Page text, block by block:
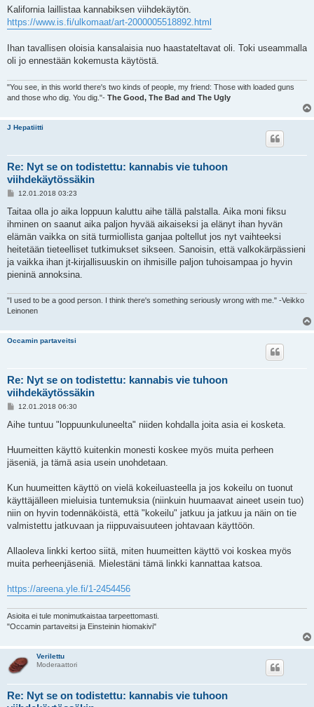
e
t
Kalifornia laillistaa kannabiksen viihdekäytön.
https://www.is.fi/ulkomaat/art-2000005518892.html
Ihan tavallisen oloisia kansalaisia nuo haastateltavat oli. Toki useammalla
oli jo ennestään kokemusta käytöstä.
"You see, in this world there's two kinds of people, my friend: Those with loaded guns
and those who dig. You dig."- The Good, The Bad and The Ugly
J Hepatiitti
Re: Nyt se on todistettu: kannabis vie tuhoon
viihdekäytössäkin
V
e
t
i
12.01.2018 03:23
Taitaa olla jo aika loppuun kaluttu aihe tällä palstalla. Aika moni fiksu
ihminen on saanut aika paljon hyvää aikaiseksi ja elänyt ihan hyvän
elämän vaikka on sitä turmiollista ganjaa poltellut jos nyt vaihteeksi
heitetään tieteelliset tutkimukset sikseen. Sanoisin, että valkokärpässieni
ja vaikka ihan jt-kirjallisuuskin on ihmisille paljon tuhoisampaa jo hyvin
pieninä annoksina.
"I used to be a good person. I think there's something seriously wrong with me." -Veikko
Leinonen
Occamin partaveitsi
Re: Nyt se on todistettu: kannabis vie tuhoon
viihdekäytössäkin
V
e
12.01.2018 06:30
Aihe tuntuu "loppuunkuluneelta" niiden kohdalla joita asia ei kosketa.
Huumeitten käyttö kuitenkin monesti koskee myös muita perheen
jäseniä, ja tämä asia usein unohdetaan.
Kun huumeitten käyttö on vielä kokeiluasteella ja jos kokeilu on tuonut
käyttäjälleen mieluisia tuntemuksia (niinkuin huumaavat aineet usein tuo)
niin on hyvin todennäköistä, että "kokeilu" jatkuu ja jatkuu ja näin on tie
valmistettu jatkuvaan ja riippuvaisuuteen johtavaan käyttöön.
Allaoleva linkki kertoo siitä, miten huumeitten käyttö voi koskea myös
muita perheenjäseniä. Mielestäni tämä linkki kannattaa katsoa.
https://areena.yle.fi/1-2454456
Asioita ei tule monimutkaistaa tarpeettomasti.
"Occamin partaveitsi ja Einsteinin hiomakivi"
Verilettu
Moderaattori
Re: Nyt se on todistettu: kannabis vie tuhoon